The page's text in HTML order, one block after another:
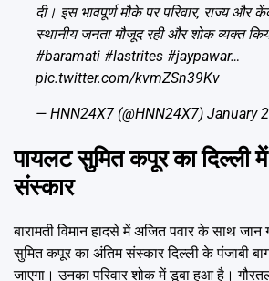
दी। इस भावपूर्ण मौके पर परिवार, राज्य और
स्थानीय जनता मौजूद रही और शोक व्यक्त
#baramati #lastrites #jaypawar…
pic.twitter.com/kvmZSn39Kv
— HNN24X7 (@HNN24X7) January
पायलट सुमित कपूर का दिल्ली
संस्कार
बारामती विमान हादसे में अजित पवार के साथ
सुमित कपूर का अंतिम संस्कार दिल्ली के पंजाबी
जाएगा। उनका परिवार शोक में डूबा हुआ है।